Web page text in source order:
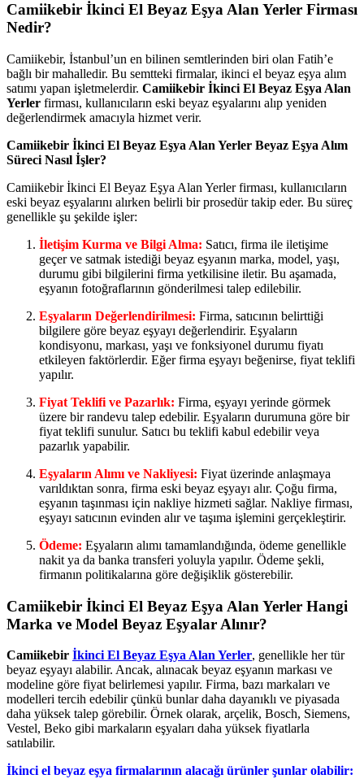
Camiikebir İkinci El Beyaz Eşya Alan Yerler Firması
Nedir?
Camiikebir, İstanbul’un en bilinen semtlerinden biri olan Fatih’e
bağlı bir mahalledir. Bu semtteki firmalar, ikinci el beyaz eşya alım
satımı yapan işletmelerdir. Camiikebir İkinci El Beyaz Eşya Alan
Yerler firması, kullanıcıların eski beyaz eşyalarını alıp yeniden
değerlendirmek amacıyla hizmet verir.
Camiikebir İkinci El Beyaz Eşya Alan Yerler Beyaz Eşya Alım
Süreci Nasıl İşler?
Camiikebir İkinci El Beyaz Eşya Alan Yerler firması, kullanıcıların
eski beyaz eşyalarını alırken belirli bir prosedür takip eder. Bu süreç
genellikle şu şekilde işler:
İletişim Kurma ve Bilgi Alma: Satıcı, firma ile iletişime
geçer ve satmak istediği beyaz eşyanın marka, model, yaşı,
durumu gibi bilgilerini firma yetkilisine iletir. Bu aşamada,
eşyanın fotoğraflarının gönderilmesi talep edilebilir.
Eşyaların Değerlendirilmesi: Firma, satıcının belirttiği
bilgilere göre beyaz eşyayı değerlendirir. Eşyaların
kondisyonu, markası, yaşı ve fonksiyonel durumu fiyatı
etkileyen faktörlerdir. Eğer firma eşyayı beğenirse, fiyat teklifi
yapılır.
Fiyat Teklifi ve Pazarlık: Firma, eşyayı yerinde görmek
üzere bir randevu talep edebilir. Eşyaların durumuna göre bir
fiyat teklifi sunulur. Satıcı bu teklifi kabul edebilir veya
pazarlık yapabilir.
Eşyaların Alımı ve Nakliyesi: Fiyat üzerinde anlaşmaya
varıldıktan sonra, firma eski beyaz eşyayı alır. Çoğu firma,
eşyanın taşınması için nakliye hizmeti sağlar. Nakliye firması,
eşyayı satıcının evinden alır ve taşıma işlemini gerçekleştirir.
Ödeme: Eşyaların alımı tamamlandığında, ödeme genellikle
nakit ya da banka transferi yoluyla yapılır. Ödeme şekli,
firmanın politikalarına göre değişiklik gösterebilir.
Camiikebir İkinci El Beyaz Eşya Alan Yerler Hangi
Marka ve Model Beyaz Eşyalar Alınır?
Camiikebir İkinci El Beyaz Eşya Alan Yerler, genellikle her tür
beyaz eşyayı alabilir. Ancak, alınacak beyaz eşyanın markası ve
modeline göre fiyat belirlemesi yapılır. Firma, bazı markaları ve
modelleri tercih edebilir çünkü bunlar daha dayanıklı ve piyasada
daha yüksek talep görebilir. Örnek olarak, arçelik, Bosch, Siemens,
Vestel, Beko gibi markaların eşyaları daha yüksek fiyatlarla
satılabilir.
İkinci el beyaz eşya firmalarının alacağı ürünler şunlar olabilir: